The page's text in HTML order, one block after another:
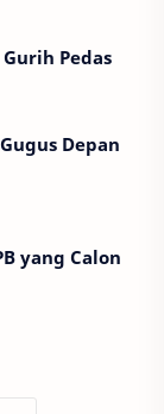
Pedas
Depan
yang Calon